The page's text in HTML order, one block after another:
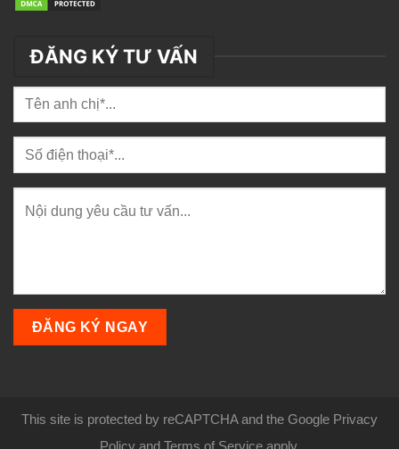
ĐĂNG KÝ TƯ VẤN
This site is protected by reCAPTCHA and the Google Privacy
Policy and Terms of Service apply.